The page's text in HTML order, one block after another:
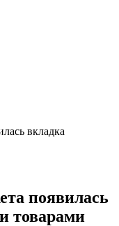
вкладка
появилась
товарами